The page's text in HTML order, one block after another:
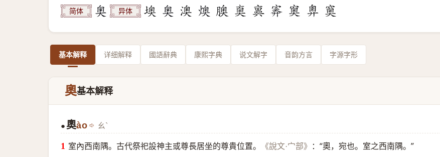
简体 异体
基本解释 详细解释 國語辭典 康熙字典 说文解字 音韵方言 字源字形
奧基本解释
● 奧ào ㄠˋ
室內西南隅。古代祭祀設神主或尊長居坐的尊貴位置。 《說文·宀部》
：“奧，宛也。室之西南隅。”